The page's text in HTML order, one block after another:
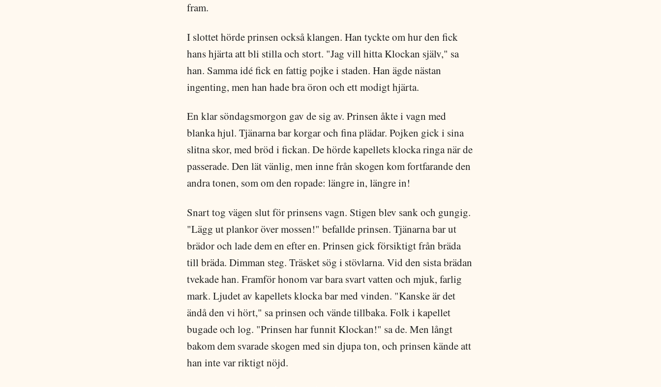
fram.
I slottet hörde prinsen också klangen. Han tyckte om hur den fick
hans hjärta att bli stilla och stort. "Jag vill hitta Klockan själv," sa
han. Samma idé fick en fattig pojke i staden. Han ägde nästan
ingenting, men han hade bra öron och ett modigt hjärta.
En klar söndagsmorgon gav de sig av. Prinsen åkte i vagn med
blanka hjul. Tjänarna bar korgar och fina plädar. Pojken gick i sina
slitna skor, med bröd i fickan. De hörde kapellets klocka ringa när de
passerade. Den lät vänlig, men inne från skogen kom fortfarande den
andra tonen, som om den ropade: längre in, längre in!
Snart tog vägen slut för prinsens vagn. Stigen blev sank och gungig.
"Lägg ut plankor över mossen!" befallde prinsen. Tjänarna bar ut
brädor och lade dem en efter en. Prinsen gick försiktigt från bräda
till bräda. Dimman steg. Träsket sög i stövlarna. Vid den sista brädan
tvekade han. Framför honom var bara svart vatten och mjuk, farlig
mark. Ljudet av kapellets klocka bar med vinden. "Kanske är det
ändå den vi hört," sa prinsen och vände tillbaka. Folk i kapellet
bugade och log. "Prinsen har funnit Klockan!" sa de. Men långt
bakom dem svarade skogen med sin djupa ton, och prinsen kände att
han inte var riktigt nöjd.